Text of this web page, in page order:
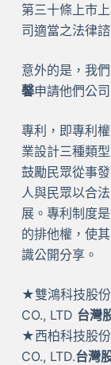
第三十條上市
司適當之法律
意外的是，我
馨申請他們公
專利，即專利
業設計三種類
鼓勵民眾從事
人與民眾以合
展。專利制度
的排他權，使
識公開分享。
★雙鴻科技股
CO., LTD 台灣
★西柏科技股
CO., LTD.台灣